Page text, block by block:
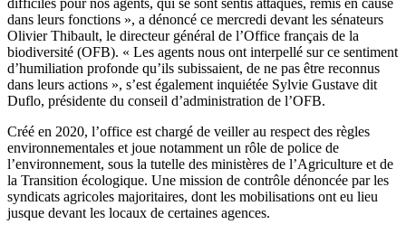
dans leurs fonctions », a dénoncé ce mercredi devant les sénateurs
Olivier Thibault, le directeur général de l’Office français de la
biodiversité (OFB). « Les agents nous ont interpellé sur ce sentiment
d’humiliation profonde qu’ils subissaient, de ne pas être reconnus
dans leurs actions », s’est également inquiétée Sylvie Gustave dit
Duflo, présidente du conseil d’administration de l’OFB.
Créé en 2020, l’office est chargé de veiller au respect des règles
environnementales et joue notamment un rôle de police de
l’environnement, sous la tutelle des ministères de l’Agriculture et de
la Transition écologique. Une mission de contrôle dénoncée par les
syndicats agricoles majoritaires, dont les mobilisations ont eu lieu
jusque devant les locaux de certaines agences.